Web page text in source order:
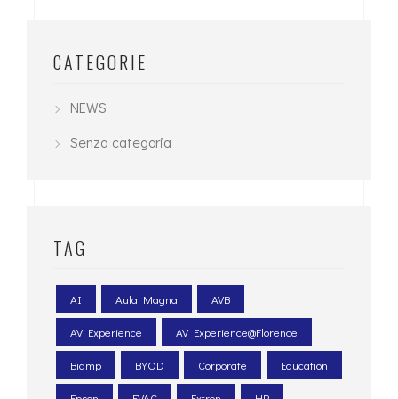
CATEGORIE
NEWS
Senza categoria
TAG
AI Aula Magna AVB
AV Experience AV Experience@Florence
Biamp BYOD Corporate Education